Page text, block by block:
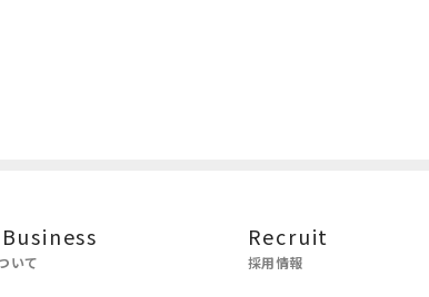
いて
Recruit
採用情報